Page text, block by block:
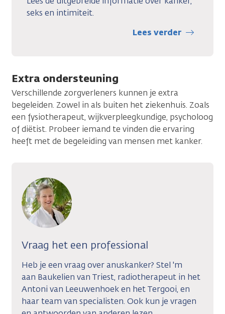
seks en intimiteit.
Lees verder
Extra ondersteuning
Verschillende zorgverleners kunnen je extra
begeleiden. Zowel in als buiten het ziekenhuis. Zoals
een fysiotherapeut, wijkverpleegkundige, psycholoog
of diëtist. Probeer iemand te vinden die ervaring
heeft met de begeleiding van mensen met kanker.
Vraag het een professional
Heb je een vraag over anuskanker? Stel 'm
aan Baukelien van Triest, radiotherapeut in het
Antoni van Leeuwenhoek en het Tergooi, en
haar team van specialisten. Ook kun je vragen